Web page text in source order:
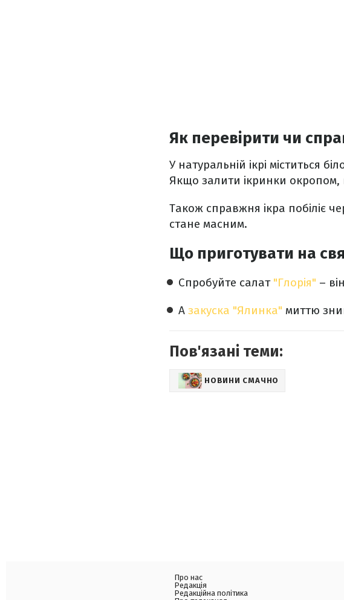
Як перевірити чи
У натуральній ікрі міститься
Якщо залити ікринки окропом,
Також справжня ікра побіліє
стане масним.
Що приготувати на
Спробуйте салат "Глорія" –
А закуска "Ялинка" миттю
Пов'язані теми:
НОВИНИ СМАЧНО
Про нас
Редакція
Редакційна політика